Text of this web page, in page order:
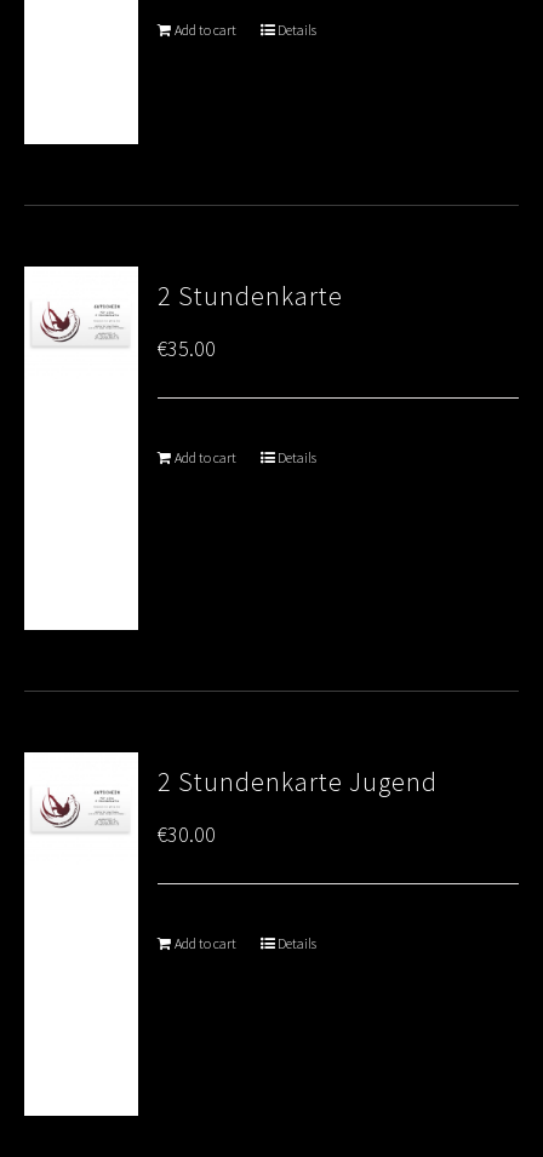
Add to cart Details
2 Stundenkarte
€35.00
Add to cart Details
2 Stundenkarte Jugend
€30.00
Add to cart Details